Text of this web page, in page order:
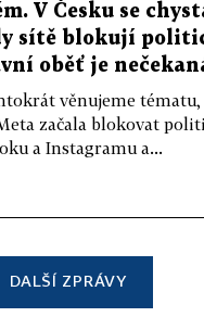
V Česku se
sítě blokují
oběť je
věnujeme
začala blokovat
a Instagramu a...
DALŠÍ ZPRÁVY